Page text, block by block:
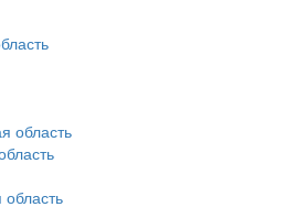
область
область